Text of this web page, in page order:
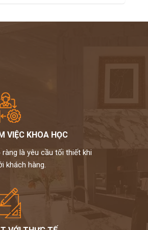
VIỆC KHOA HỌC
là yêu cầu tối thiết khi
khách hàng.